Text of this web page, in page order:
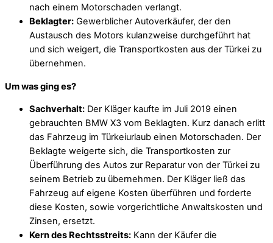
nach einem Motorschaden verlangt.
Beklagter: Gewerblicher Autoverkäufer, der den
Austausch des Motors kulanzweise durchgeführt hat
und sich weigert, die Transportkosten aus der Türkei zu
übernehmen.
Um was ging es?
Sachverhalt: Der Kläger kaufte im Juli 2019 einen
gebrauchten BMW X3 vom Beklagten. Kurz danach erlitt
das Fahrzeug im Türkeiurlaub einen Motorschaden. Der
Beklagte weigerte sich, die Transportkosten zur
Überführung des Autos zur Reparatur von der Türkei zu
seinem Betrieb zu übernehmen. Der Kläger ließ das
Fahrzeug auf eigene Kosten überführen und forderte
diese Kosten, sowie vorgerichtliche Anwaltskosten und
Zinsen, ersetzt.
Kern des Rechtsstreits: Kann der Käufer die